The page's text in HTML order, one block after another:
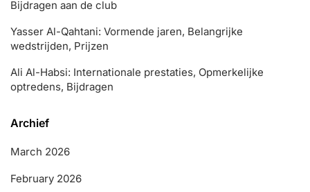
Bijdragen aan de club
Yasser Al-Qahtani: Vormende jaren, Belangrijke
wedstrijden, Prijzen
Ali Al-Habsi: Internationale prestaties, Opmerkelijke
optredens, Bijdragen
Archief
March 2026
February 2026